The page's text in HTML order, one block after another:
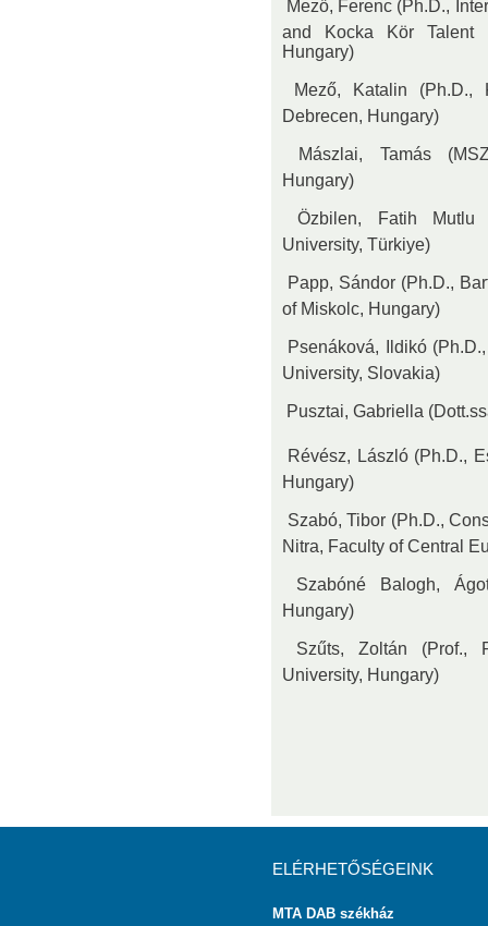
 Mező, Ferenc (Ph.D.,
and Kocka Kör Talent
Hungary)
 Mező, Katalin
Debrecen, Hungary)
 Mászlai, Tamás
Hungary)
 Özbilen, Fatih
University, Türkiye)
 Papp, Sándor (Ph.D.,
of Miskolc, Hungary)
 Psenáková, Ildikó
University, Slovakia)
 Pusztai, Gabriella
 Révész, László (Ph.D.,
Hungary)
 Szabó, Tibor (Ph.D.,
Nitra, Faculty of Central
 Szabóné Balogh,
Hungary)
 Szűts, Zoltán (Prof.,
University, Hungary)
ELÉRHETŐSÉGEINK
MTA DAB székház